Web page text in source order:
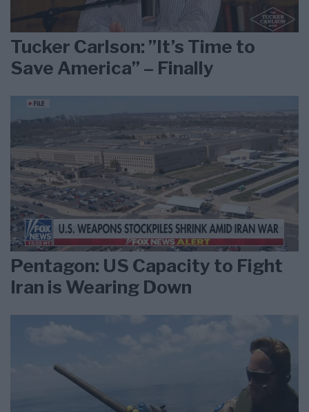
Tucker Carlson: ”It’s Time to
Save America” – Finally
Pentagon: US Capacity to Fight
Iran is Wearing Down